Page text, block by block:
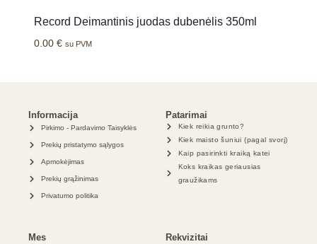
Record Deimantinis juodas dubenėlis 350ml
0.00 € su PVM
Informacija
Pirkimo - Pardavimo Taisyklės
Prekių pristatymo sąlygos
Apmokėjimas
Prekių grąžinimas
Privatumo politika
Patarimai
Kiek reikia grunto?
Kiek maisto šuniui (pagal svorį)
Kaip pasirinkti kraiką katei
Koks kraikas geriausias
graužikams
Mes Rekvizitai